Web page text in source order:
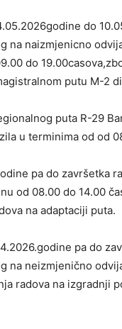
do
na naizmjenicno
do
putu M-2
puta R-29
u terminima od od
pa do završetka
od 08.00 do 14.00
na adaptaciji puta.
pa do
na neizmjenično
radova na izgradnji